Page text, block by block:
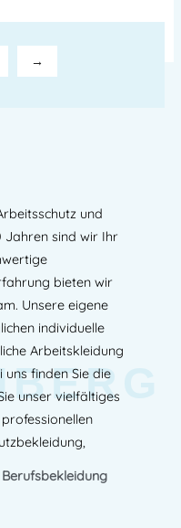
→
und
Jahren sind wir Ihr
bieten wir
Unsere eigene
individuelle
Arbeitskleidung
finden Sie die
unser vielfältiges